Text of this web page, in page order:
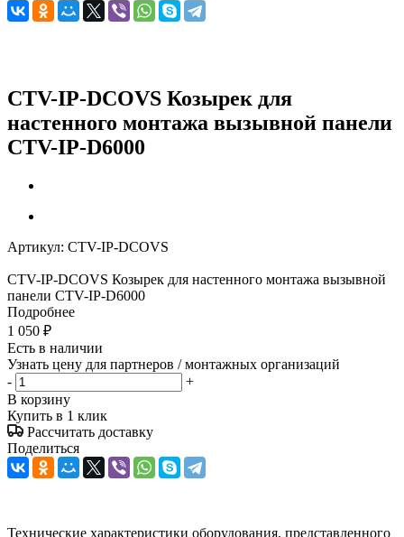
CTV-IP-DCOVS Козырек для
настенного монтажа вызывной панели
CTV-IP-D6000
Артикул: CTV-IP-DCOVS
CTV-IP-DCOVS Козырек для настенного монтажа вызывной
панели CTV-IP-D6000
Подробнее
1 050 ₽
Есть в наличии
Узнать цену для партнеров / монтажных организаций
-
+
В корзину
Купить в 1 клик
Рассчитать доставку
Поделиться
Технические характеристики оборудования, представленного